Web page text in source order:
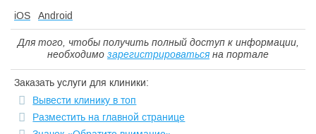
iOS Android
Для того, чтобы получить полный доступ к информации,
необходимо зарегистрироватьсяна портале
Заказать услуги для клиники:
Вывести клинику в топ
Разместить на главной странице